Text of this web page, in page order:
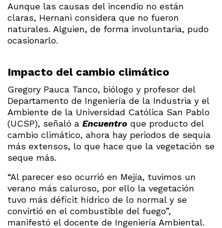
Aunque las causas del incendio no están
claras, Hernani considera que no fueron
naturales. Alguien, de forma involuntaria, pudo
ocasionarlo.
Impacto del cambio climático
Gregory Pauca Tanco, biólogo y profesor del
Departamento de Ingeniería de la Industria y el
Ambiente de la Universidad Católica San Pablo
(UCSP), señaló a Encuentro que producto del
cambio climático, ahora hay periodos de sequía
más extensos, lo que hace que la vegetación se
seque más.
“Al parecer eso ocurrió en Mejía, tuvimos un
verano más caluroso, por ello la vegetación
tuvo más déficit hídrico de lo normal y se
convirtió en el combustible del fuego”,
manifestó el docente de Ingeniería Ambiental.